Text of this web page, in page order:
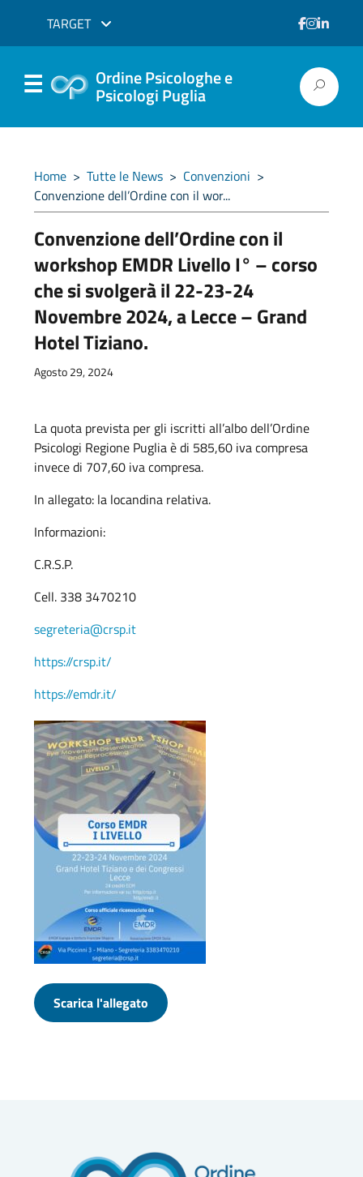
TARGET
Ordine Psicologhe e
Psicologi Puglia
Home > Tutte le News > Convenzioni >
Convenzione dell’Ordine con il wor...
Convenzione dell’Ordine con il
workshop EMDR Livello I° – corso
che si svolgerà il 22-23-24
Novembre 2024, a Lecce – Grand
Hotel Tiziano.
Agosto 29, 2024
La quota prevista per gli iscritti all’albo dell’Ordine
Psicologi Regione Puglia è di 585,60 iva compresa
invece di 707,60 iva compresa.
In allegato: la locandina relativa.
Informazioni:
C.R.S.P.
Cell. 338 3470210
segreteria@crsp.it
https://crsp.it/
https://emdr.it/
Scarica l'allegato